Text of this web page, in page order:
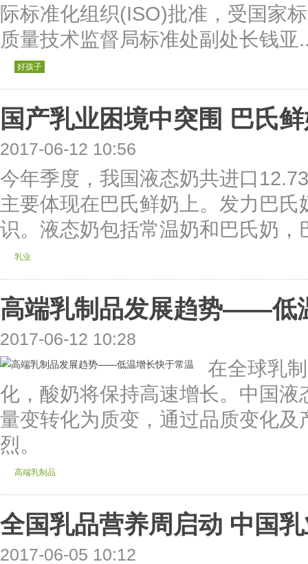
际标准化组织(ISO)批准，受国家
质量技术监督局标准处副处长钱亚
好孩子
国产乳业困境中突围 巴氏
2017-06-12 10:56
今年季度，我国液态奶共进口
主要体现在巴氏鲜奶上。发力巴
识。液态奶包括常温奶和巴氏奶
乳业
高端乳制品发展趋势——低
2017-06-12 10:28
在全球乳
化，酸奶将保持高速增长。中国
量变转化为质变，通过品质变化
烈。
高端乳制品
全国乳品营养周启动 中国
2017-06-05 10:12